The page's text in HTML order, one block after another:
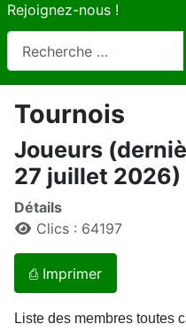
Rejoignez-nous !
Tournois
Joueurs
27 juillet 2026)
Détails
Clics : 64197
⎙ Imprimer
Liste des membres toutes